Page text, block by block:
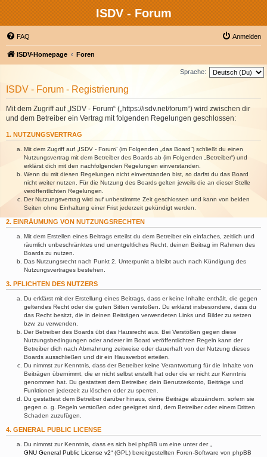
ISDV - Forum
FAQ Anmelden
ISDV-Homepage Foren
Sprache:
ISDV - Forum - Registrierung
Mit dem Zugriff auf „ISDV - Forum“ („https://isdv.net/forum“) wird zwischen dir
und dem Betreiber ein Vertrag mit folgenden Regelungen geschlossen:
1. NUTZUNGSVERTRAG
Mit dem Zugriff auf „ISDV - Forum“ (im Folgenden „das Board“) schließt du einen
Nutzungsvertrag mit dem Betreiber des Boards ab (im Folgenden „Betreiber“) und
erklärst dich mit den nachfolgenden Regelungen einverstanden.
Wenn du mit diesen Regelungen nicht einverstanden bist, so darfst du das Board
nicht weiter nutzen. Für die Nutzung des Boards gelten jeweils die an dieser Stelle
veröffentlichten Regelungen.
Der Nutzungsvertrag wird auf unbestimmte Zeit geschlossen und kann von beiden
Seiten ohne Einhaltung einer Frist jederzeit gekündigt werden.
2. EINRÄUMUNG VON NUTZUNGSRECHTEN
Mit dem Erstellen eines Beitrags erteilst du dem Betreiber ein einfaches, zeitlich und
räumlich unbeschränktes und unentgeltliches Recht, deinen Beitrag im Rahmen des
Boards zu nutzen.
Das Nutzungsrecht nach Punkt 2, Unterpunkt a bleibt auch nach Kündigung des
Nutzungsvertrages bestehen.
3. PFLICHTEN DES NUTZERS
Du erklärst mit der Erstellung eines Beitrags, dass er keine Inhalte enthält, die gegen
geltendes Recht oder die guten Sitten verstoßen. Du erklärst insbesondere, dass du
das Recht besitzt, die in deinen Beiträgen verwendeten Links und Bilder zu setzen
bzw. zu verwenden.
Der Betreiber des Boards übt das Hausrecht aus. Bei Verstößen gegen diese
Nutzungsbedingungen oder anderer im Board veröffentlichten Regeln kann der
Betreiber dich nach Abmahnung zeitweise oder dauerhaft von der Nutzung dieses
Boards ausschließen und dir ein Hausverbot erteilen.
Du nimmst zur Kenntnis, dass der Betreiber keine Verantwortung für die Inhalte von
Beiträgen übernimmt, die er nicht selbst erstellt hat oder die er nicht zur Kenntnis
genommen hat. Du gestattest dem Betreiber, dein Benutzerkonto, Beiträge und
Funktionen jederzeit zu löschen oder zu sperren.
Du gestattest dem Betreiber darüber hinaus, deine Beiträge abzuändern, sofern sie
gegen o. g. Regeln verstoßen oder geeignet sind, dem Betreiber oder einem Dritten
Schaden zuzufügen.
4. GENERAL PUBLIC LICENSE
Du nimmst zur Kenntnis, dass es sich bei phpBB um eine unter der „
GNU General Public License v2“ (GPL) bereitgestellten Foren-Software von phpBB